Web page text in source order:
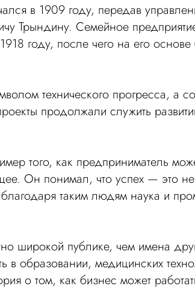
в 1909 году, передав
Трындину. Семейное
году, после чего на его
технического прогресса, а
продолжали служить
того, как предприниматель
Он понимал, что успех — это
таким людям наука и
широкой публике, чем имена
в образовании, медицинских
о том, как бизнес может